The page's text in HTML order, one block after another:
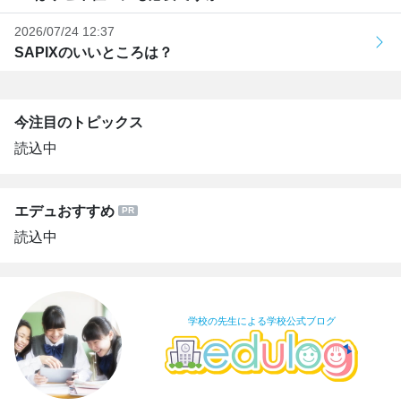
2026/07/24 12:37
SAPIXのいいところは？
今注目のトピックス
読込中
エデュおすすめ
読込中
学校の先生による学校公式ブログ